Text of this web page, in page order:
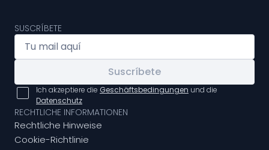
SUSCRÍBETE
Suscríbete
Ich akzeptiere die Geschäftsbedingungen und die
Datenschutz
RECHTLICHE INFORMATIONEN
Rechtliche Hinweise
Cookie-Richtlinie